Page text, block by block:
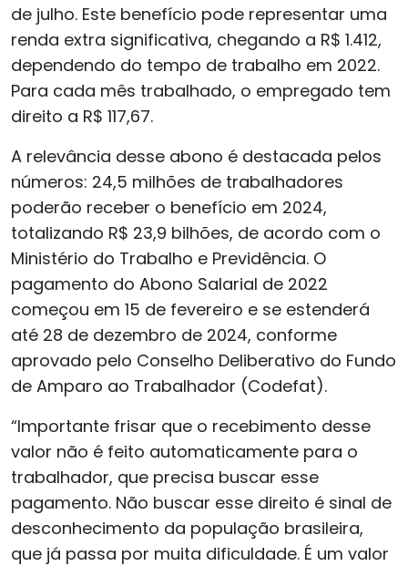
de julho. Este benefício pode representar uma
renda extra significativa, chegando a R$ 1.412,
dependendo do tempo de trabalho em 2022.
Para cada mês trabalhado, o empregado tem
direito a R$ 117,67.
A relevância desse abono é destacada pelos
números: 24,5 milhões de trabalhadores
poderão receber o benefício em 2024,
totalizando R$ 23,9 bilhões, de acordo com o
Ministério do Trabalho e Previdência. O
pagamento do Abono Salarial de 2022
começou em 15 de fevereiro e se estenderá
até 28 de dezembro de 2024, conforme
aprovado pelo Conselho Deliberativo do Fundo
de Amparo ao Trabalhador (Codefat).
“Importante frisar que o recebimento desse
valor não é feito automaticamente para o
trabalhador, que precisa buscar esse
pagamento. Não buscar esse direito é sinal de
desconhecimento da população brasileira,
que já passa por muita dificuldade. É um valor